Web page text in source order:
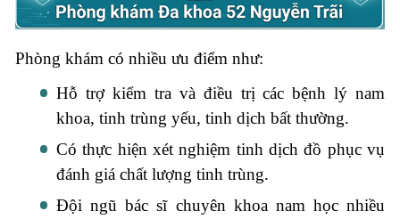
Phòng khám có nhiều ưu điểm như:
Hỗ trợ kiểm tra và điều trị các bệnh lý nam
khoa, tinh trùng yếu, tinh dịch bất thường.
Có thực hiện xét nghiệm tinh dịch đồ phục vụ
đánh giá chất lượng tinh trùng.
Đội ngũ bác sĩ chuyên khoa nam học nhiều